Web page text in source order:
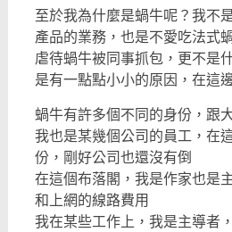
至於我為什麼是蝸牛呢？我不
產品的業務，也是不愛吃法式
虐待蝸牛被同事抓包，更不是
是有一點點小小的原因，在這
蝸牛有許多個不同的身份，跟
我也是某幾個公司的員工，在
份，剛好公司也還沒有倒
在這個布落閣，我是作家也是
和上網的線路費用
我在某些工作上，我是主導者